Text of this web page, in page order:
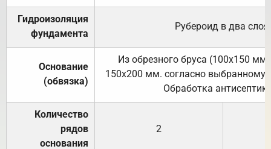
Гидроизоляция
фундамента
Рубероид в два слоя.
Основание
(обвязка)
Из обрезного бруса (100х150
150х200 мм. согласно выбранному
Обработка
Количество
рядов
основания
2